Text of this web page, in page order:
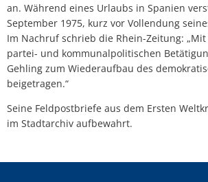
an. Während eines Urlaubs in Spanien
September 1975, kurz vor Vollendung
Im Nachruf schrieb die Rhein-Zeitung:
partei- und kommunalpolitischen
Gehling zum Wiederaufbau des
beigetragen.“
Seine Feldpostbriefe aus dem Ersten
im Stadtarchiv aufbewahrt.